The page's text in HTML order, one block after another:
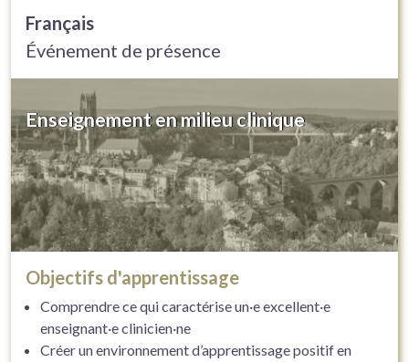
Français
Événement de présence
Enseignement en milieu clinique
Objectifs d'apprentissage
Comprendre ce qui caractérise un·e excellent·e
enseignant·e clinicien·ne
Créer un environnement d’apprentissage positif en